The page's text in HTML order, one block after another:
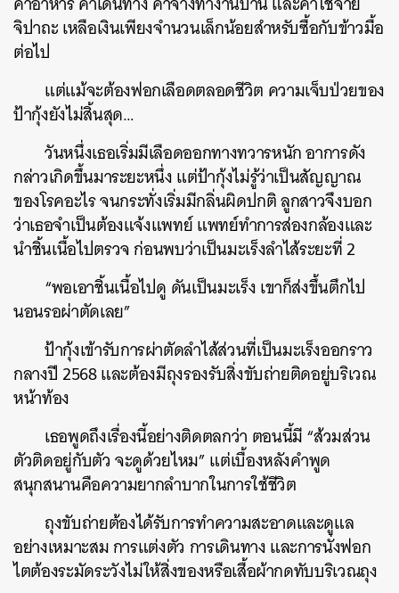
จิปาถะ เหลือเงินเพียงจำนวนเล็กน้อยสำหรับซื้อกับข้าวมื้อ
ต่อไป
แต่แม้จะต้องฟอกเลือดตลอดชีวิต ความเจ็บป่วยของ
ป้ากุ้งยังไม่สิ้นสุด…
วันหนึ่งเธอเริ่มมีเลือดออกทางทวารหนัก อาการดัง
กล่าวเกิดขึ้นมาระยะหนึ่ง แต่ป้ากุ้งไม่รู้ว่าเป็นสัญญาณ
ของโรคอะไร จนกระทั่งเริ่มมีกลิ่นผิดปกติ ลูกสาวจึงบอก
ว่าเธอจำเป็นต้องแจ้งแพทย์ แพทย์ทำการส่องกล้องและ
นำชิ้นเนื้อไปตรวจ ก่อนพบว่าเป็นมะเร็งลำไส้ระยะที่ 2
“พอเอาชิ้นเนื้อไปดู ดันเป็นมะเร็ง เขาก็ส่งขึ้นตึกไป
นอนรอผ่าตัดเลย”
ป้ากุ้งเข้ารับการผ่าตัดลำไส้ส่วนที่เป็นมะเร็งออกราว
กลางปี 2568 และต้องมีถุงรองรับสิ่งขับถ่ายติดอยู่บริเวณ
หน้าท้อง
เธอพูดถึงเรื่องนี้อย่างติดตลกว่า ตอนนี้มี “ส้วมส่วน
ตัวติดอยู่กับตัว จะดูด้วยไหม”​ แต่เบื้องหลังคำพูด
สนุกสนานคือความยากลำบากในการใช้ชีวิต
ถุงขับถ่ายต้องได้รับการทำความสะอาดและดูแล
อย่างเหมาะสม การแต่งตัว การเดินทาง และการนั่งฟอก
ไตต้องระมัดระวังไม่ให้สิ่งของหรือเสื้อผ้ากดทับบริเวณถุง
ค้นหา
SHARE TWEET LINE EMAIL